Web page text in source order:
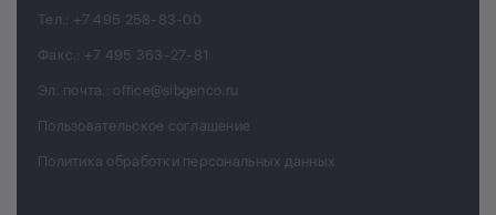
Тел.: +7 495 258-83-00
Факс.: +7 495 363-27-81
Эл. почта.: office@sibgenco.ru
Пользовательское соглашение
Политика обработки персональных данных